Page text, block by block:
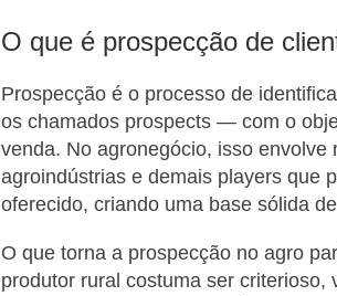
O que é prospecção de
Prospecção é o processo de
os chamados prospects — com o
venda. No agronegócio, isso
agroindústrias e demais players que
oferecido, criando uma base sólida
O que torna a prospecção no agro
produtor rural costuma ser